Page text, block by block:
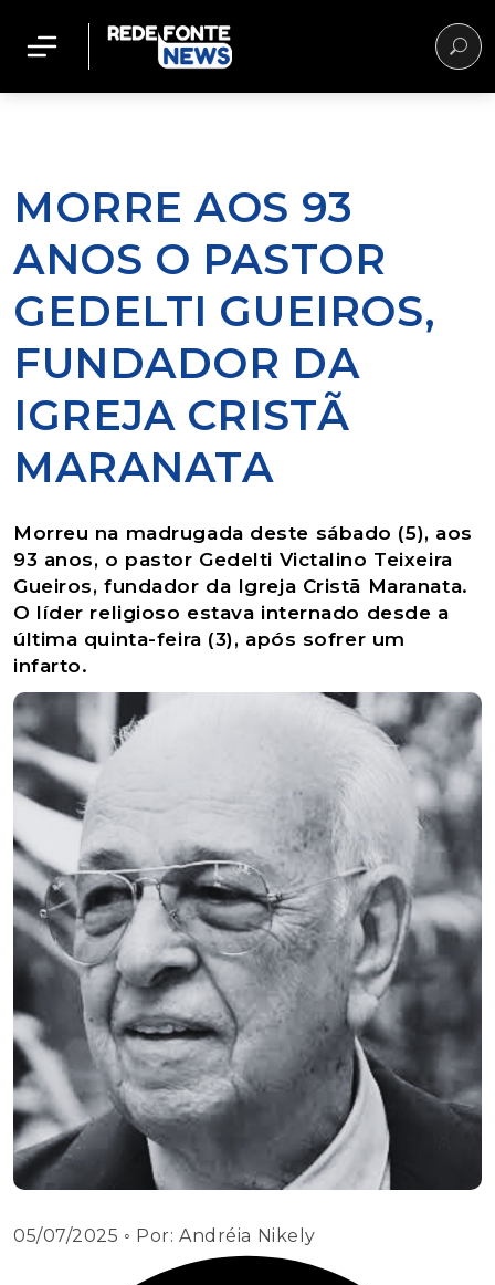
MORRE AOS 93
ANOS O PASTOR
GEDELTI GUEIROS,
FUNDADOR DA
IGREJA CRISTÃ
MARANATA
Morreu na madrugada deste sábado (5), aos
93 anos, o pastor Gedelti Victalino Teixeira
Gueiros, fundador da Igreja Cristã Maranata.
O líder religioso estava internado desde a
última quinta-feira (3), após sofrer um
infarto.
05/07/2025 ◦ Por:Andréia Nikely